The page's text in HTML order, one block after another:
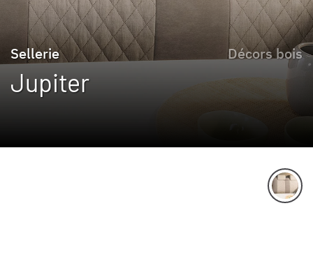
Jupiter
Sellerie Décors bois